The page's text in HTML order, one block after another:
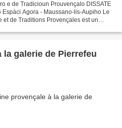
e de Tradicioun Prouvençalo DISSATE
Espàci Agora - Maussano-lis-Aupiho Le
et de Traditions Provençales est un
la galerie de Pierrefeu